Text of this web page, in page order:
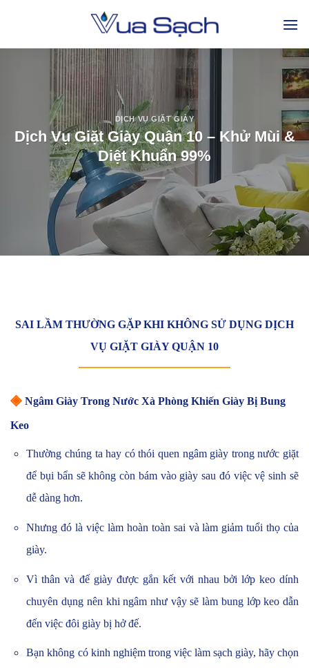
DỊCH VỤ GIẶT GIÀY
Dịch Vụ Giặt Giày Quận 10 – Khử Mùi &
Diệt Khuẩn 99%
SAI LẦM THƯỜNG GẶP KHI KHÔNG SỬ DỤNG DỊCH
VỤ GIẶT GIÀY QUẬN 10
◈ Ngâm Giày Trong Nước Xà Phòng Khiến Giày Bị Bung
Keo
Thường chúng ta hay có thói quen ngâm giày trong nước giặt
để bụi bẩn sẽ không còn bám vào giày sau đó việc vệ sinh sẽ
dễ dàng hơn.
Nhưng đó là việc làm hoàn toàn sai và làm giảm tuổi thọ của
giày.
Vì thân và đế giày được gắn kết với nhau bởi lớp keo dính
chuyên dụng nên khi ngâm như vậy sẽ làm bung lớp keo dẫn
đến việc đôi giày bị hở đế.
Bạn không có kinh nghiệm trong việc làm sạch giày, hãy chọn